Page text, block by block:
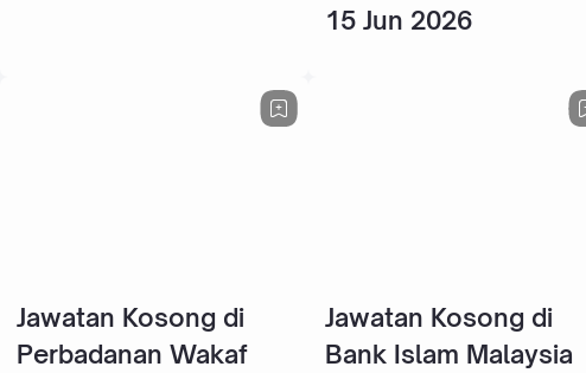
15 Jun 2026
Jawatan Kosong di
Perbadanan Wakaf
Jawatan Kosong di
Bank Islam Malaysia